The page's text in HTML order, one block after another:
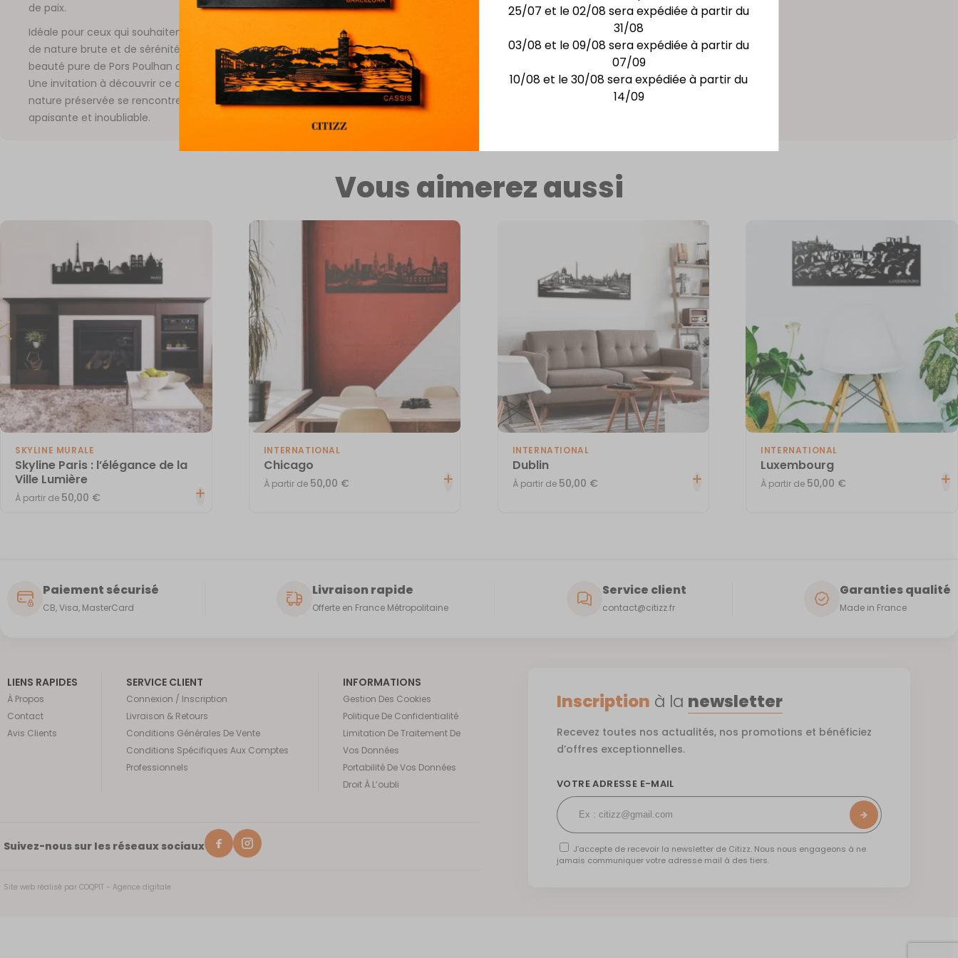
25/07 et le 02/08 sera expédiée à partir du
31/08
03/08 et le 09/08 sera expédiée à partir du
07/09
10/08 et le 30/08 sera expédiée à partir du
14/09
de paix.
Idéale pour ceux qui souhaitent ajouter à leur décor une touche
de nature brute et de sérénité, cette silhouette fusionne la
beauté pure de Pors Poulhan avec la tranquillité de ses environs.
Une invitation à découvrir ce coin de Bretagne, où la mer et la
nature préservée se rencontrent dans une atmosphère
apaisante et inoubliable.
Vous aimerez aussi
SKYLINE MURALE
Skyline Paris : l’élégance de la
Ville Lumière
À partir de 50,00 €
INTERNATIONAL
Chicago
À partir de 50,00 €
INTERNATIONAL
Dublin
À partir de 50,00 €
INTERNATIONAL
Luxembourg
À partir de 50,00 €
Paiement sécurisé
CB, Visa, MasterCard
Livraison rapide
Offerte en France Métropolitaine
Service client
contact@citizz.fr
Garanties qualité
Made in France
LIENS RAPIDES
À Propos
Contact
Avis Clients
SERVICE CLIENT
Connexion / Inscription
Livraison & Retours
Conditions Générales De Vente
Conditions Spécifiques Aux Comptes
Professionnels
INFORMATIONS
Gestion Des Cookies
Politique De Confidentialité
Limitation De Traitement De
Vos Données
Portabilité De Vos Données
Droit À L’oubli
Suivez-nous sur les réseaux sociaux
Site web réalisé par COQPIT - Agence digitale
Inscription à la newsletter
Recevez toutes nos actualités, nos promotions et bénéficiez
d’offres exceptionnelles.
VOTRE ADRESSE E-MAIL
J’accepte de recevoir la newsletter de Citizz. Nous nous engageons à ne
jamais communiquer votre adresse mail à des tiers.